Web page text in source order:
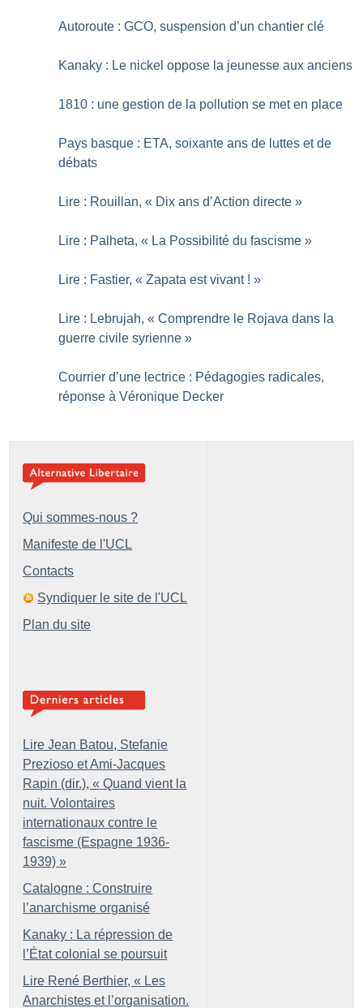
Autoroute : GCO, suspension d’un chantier clé
Kanaky : Le nickel oppose la jeunesse aux anciens
1810 : une gestion de la pollution se met en place
Pays basque : ETA, soixante ans de luttes et de
débats
Lire : Rouillan, « Dix ans d’Action directe »
Lire : Palheta, « La Possibilité du fascisme »
Lire : Fastier, « Zapata est vivant ! »
Lire : Lebrujah, « Comprendre le Rojava dans la
guerre civile syrienne »
Courrier d’une lectrice : Pédagogies radicales,
réponse à Véronique Decker
Qui sommes-nous ?
Manifeste de l'UCL
Contacts
Syndiquer le site de l'UCL
Plan du site
Lire Jean Batou, Stefanie
Prezioso et Ami-Jacques
Rapin (dir.), « Quand vient la
nuit. Volontaires
internationaux contre le
fascisme (Espagne 1936-
1939) »
Catalogne : Construire
l’anarchisme organisé
Kanaky : La répression de
l’État colonial se poursuit
Lire René Berthier, « Les
Anarchistes et l’organisation.